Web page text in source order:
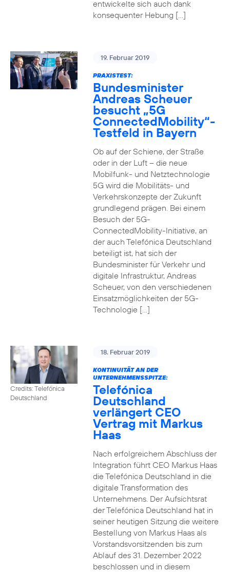
entwickelte sich auch dank
konsequenter Hebung […]
19. Februar 2019
PRAXISTEST:
Bundesminister
Andreas Scheuer
besucht „5G
ConnectedMobility“-
Testfeld in Bayern
Ob auf der Schiene, der Straße
oder in der Luft – die neue
Mobilfunk- und Netztechnologie
5G wird die Mobilitäts- und
Verkehrskonzepte der Zukunft
grundlegend prägen. Bei einem
Besuch der 5G-
ConnectedMobility-Initiative, an
der auch Telefónica Deutschland
beteiligt ist, hat sich der
Bundesminister für Verkehr und
digitale Infrastruktur, Andreas
Scheuer, von den verschiedenen
Einsatzmöglichkeiten der 5G-
Technologie […]
Credits: Telefónica
Deutschland
18. Februar 2019
KONTINUITÄT AN DER
UNTERNEHMENSSPITZE:
Telefónica
Deutschland
verlängert CEO
Vertrag mit Markus
Haas
Nach erfolgreichem Abschluss der
Integration führt CEO Markus Haas
die Telefónica Deutschland in die
digitale Transformation des
Unternehmens. Der Aufsichtsrat
der Telefónica Deutschland hat in
seiner heutigen Sitzung die weitere
Bestellung von Markus Haas als
Vorstandsvorsitzenden bis zum
Ablauf des 31. Dezember 2022
beschlossen und in diesem